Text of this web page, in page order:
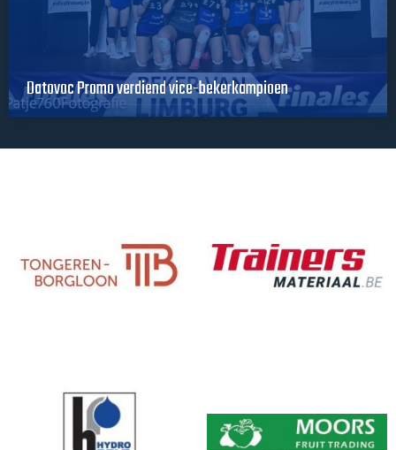
Datovoc Promo verdiend vice-bekerkampioen